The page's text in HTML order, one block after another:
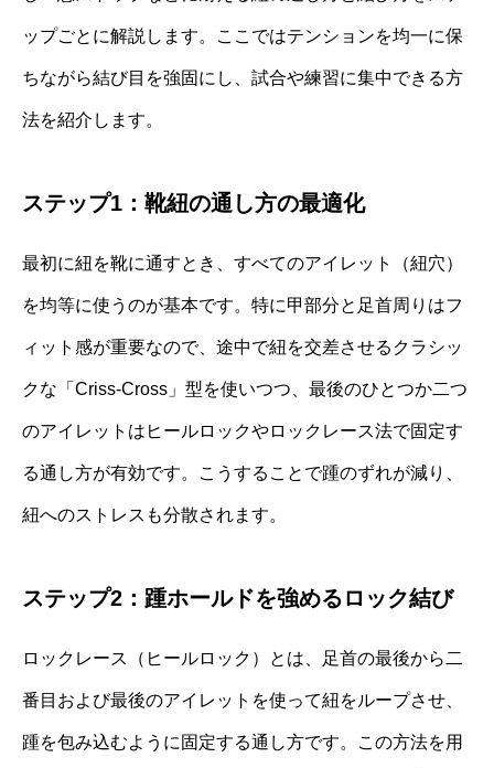
ップごとに解説します。ここではテンションを均一に保
ちながら結び目を強固にし、試合や練習に集中できる方
法を紹介します。
ステップ1：靴紐の通し方の最適化
最初に紐を靴に通すとき、すべてのアイレット（紐穴）
を均等に使うのが基本です。特に甲部分と足首周りはフ
ィット感が重要なので、途中で紐を交差させるクラシッ
クな「Criss-Cross」型を使いつつ、最後のひとつか二つ
のアイレットはヒールロックやロックレース法で固定す
る通し方が有効です。こうすることで踵のずれが減り、
紐へのストレスも分散されます。
ステップ2：踵ホールドを強めるロック結び
ロックレース（ヒールロック）とは、足首の最後から二
番目および最後のアイレットを使って紐をループさせ、
踵を包み込むように固定する通し方です。この方法を用